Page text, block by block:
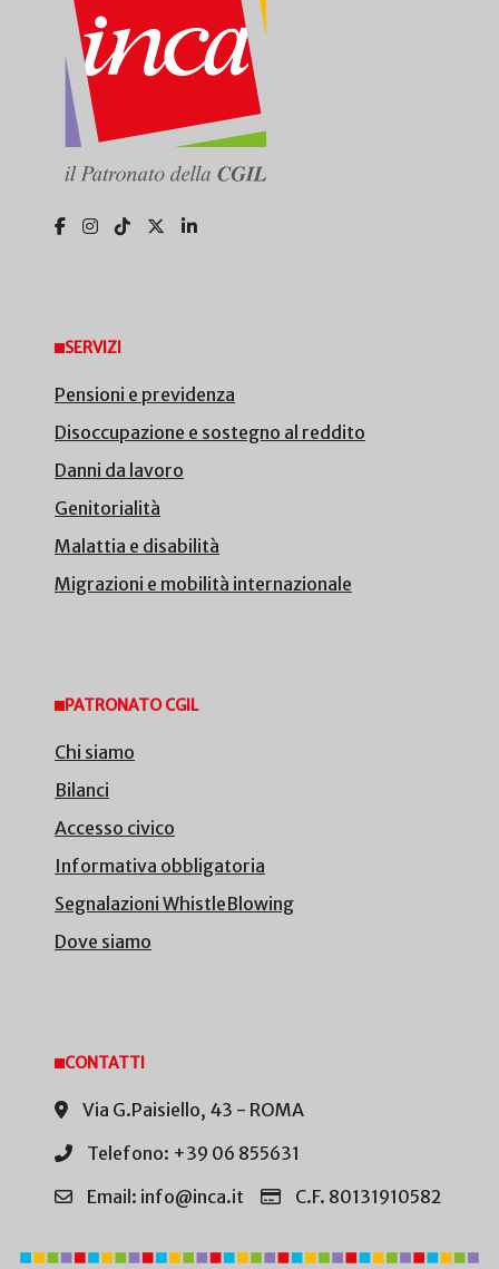
SERVIZI
Pensioni e previdenza
Disoccupazione e sostegno al reddito
Danni da lavoro
Genitorialità
Malattia e disabilità
Migrazioni e mobilità internazionale
PATRONATO CGIL
Chi siamo
Bilanci
Accesso civico
Informativa obbligatoria
Segnalazioni WhistleBlowing
Dove siamo
CONTATTI
Via G.Paisiello, 43 - ROMA
Telefono: +39 06 855631
Email: info@inca.it
C.F. 80131910582